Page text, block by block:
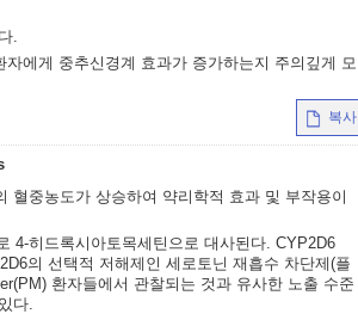
.
에게 중추신경계 효과가 증가하는지 주의깊게 모
복사
중농도가 상승하여 약리학적 효과 및 부작용이
4-히드록시아토목세틴으로 대사된다. CYP2D6
의 선택적 저해제인 세로토닌 재흡수 차단제(플
환자들에서 관찰되는 것과 유사한 노출 수준
다.